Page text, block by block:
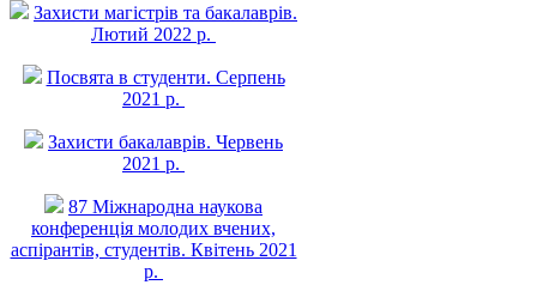
Захисти магістрів та бакалаврів.
Лютий 2022 р.
Посвята в студенти. Серпень
2021 р.
Захисти бакалаврів. Червень
2021 р.
87 Міжнародна наукова
конференція молодих вчених,
аспірантів, студентів. Квітень 2021
р.